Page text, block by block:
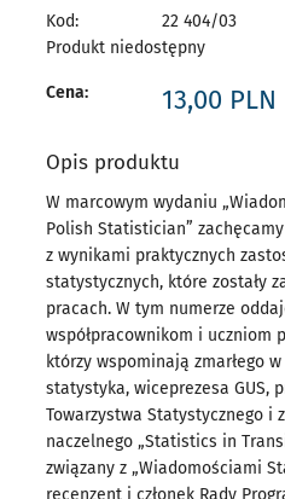
Kod:
22 404/03
Produkt niedostępny
Cena: 13,00 PLN
Opis produktu
W marcowym wydaniu
Polish Statistician”
z wynikami praktycznych
statystycznych, które zostały
pracach. W tym numerze
współpracownikom i uczniom
którzy wspominają zmarłego
statystyka, wiceprezesa GUS,
Towarzystwa Statystycznego i
naczelnego „Statistics in
związany z „Wiadomościami
recenzent i członek Rady